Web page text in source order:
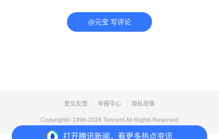
打开腾讯新闻，看更多热点资讯
@元宝 写评论
意见反馈 举报中心 隐私政策
Copyright© 1998-2026 Tencent.All Rights Reserved